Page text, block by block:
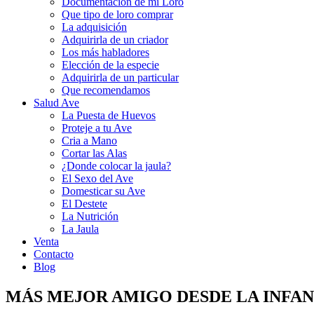
Que tipo de loro comprar
La adquisición
Adquirirla de un criador
Los más habladores
Elección de la especie
Adquirirla de un particular
Que recomendamos
Salud Ave
La Puesta de Huevos
Proteje a tu Ave
Cria a Mano
Cortar las Alas
¿Donde colocar la jaula?
El Sexo del Ave
Domesticar su Ave
El Destete
La Nutrición
La Jaula
Venta
Contacto
Blog
MÁS MEJOR AMIGO DESDE LA